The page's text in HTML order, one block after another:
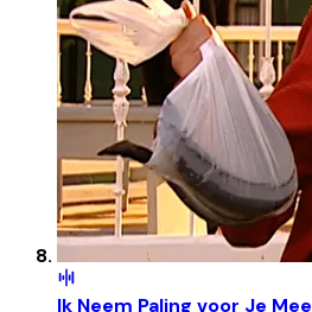
Ik Neem Paling voor Je Mee